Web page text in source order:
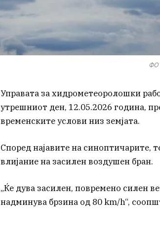
Управата за хидрометеоролошки
утрешниот ден, 12.05.2026 година,
временските услови низ земјата.
Според најавите на синоптичарите,
влијание на засилен воздушен бран.
„Ќе дува засилен, повремено силен
надминува брзина од 80 km/h“,